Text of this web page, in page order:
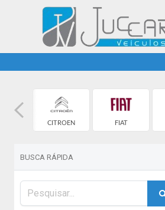
CITROEN FIAT
BUSCA RÁPIDA